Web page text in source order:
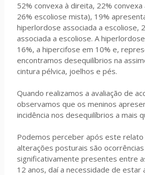
52% convexa à direita, 22%
26% escoliose mista), 19%
hiperlordose associada a escoliose,
associada a escoliose. A
16%, a hipercifose em 10% e,
encontramos desequilíbrios na
cintura pélvica, joelhos e pés.
Quando realizamos a avaliação de
observamos que os meninos
incidência nos desequilíbrios a mais
Podemos perceber após este relato
alterações posturais são ocorrências
significativamente presentes entre
12 anos, daí a necessidade de estar